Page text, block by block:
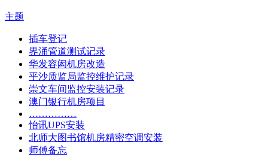
主题
插车登记
界涌管道测试记录
华发容闳机房改造
平沙质监局监控维护记录
崇文车间监控安装记录
澳门银行机房项目
……………
怡讯UPS安装
北师大图书馆机房精密空调安装
师傅备忘